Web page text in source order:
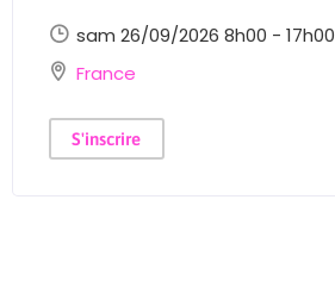
sam 26/09/2026 8h00 - 17h00
France
S'inscrire